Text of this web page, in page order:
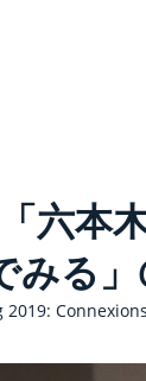
六本
みる